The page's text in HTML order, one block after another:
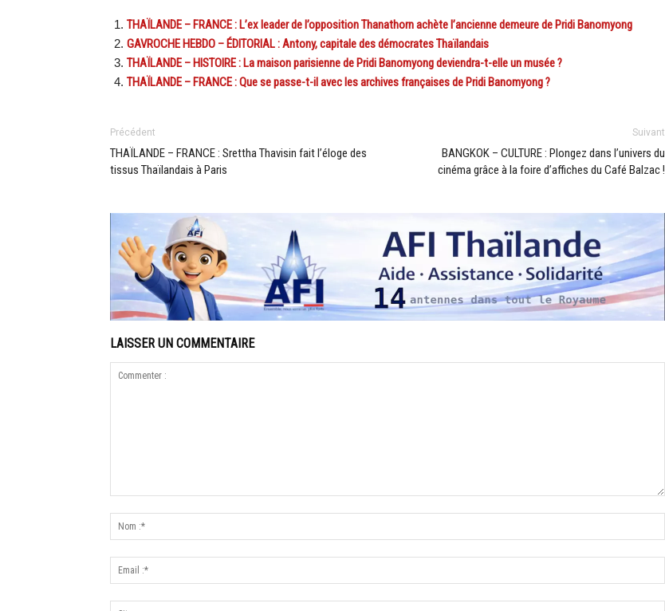
THAÏLANDE – FRANCE : L’ex leader de l’opposition Thanathorn achète l’ancienne demeure de Pridi Banomyong
GAVROCHE HEBDO – ÉDITORIAL : Antony, capitale des démocrates Thaïlandais
THAÏLANDE – HISTOIRE : La maison parisienne de Pridi Banomyong deviendra-t-elle un musée ?
THAÏLANDE – FRANCE : Que se passe-t-il avec les archives françaises de Pridi Banomyong ?
Précédent
THAÏLANDE – FRANCE : Srettha Thavisin fait l’éloge des
tissus Thaïlandais à Paris
Suivant
BANGKOK – CULTURE : Plongez dans l’univers du
cinéma grâce à la foire d’affiches du Café Balzac !
LAISSER UN COMMENTAIRE